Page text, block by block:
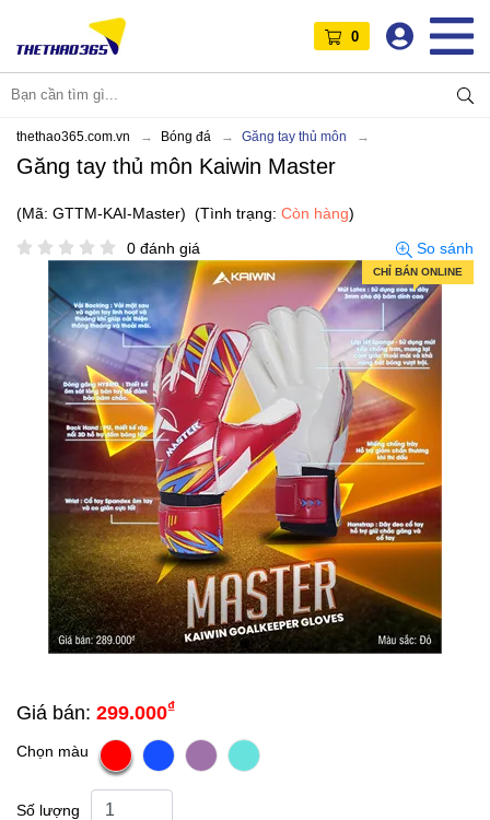
0
thethao365.com.vn Bóng đá Găng tay thủ môn
Găng tay thủ môn Kaiwin Master
(Mã: GTTM-KAI-Master) (Tình trạng: Còn hàng)
0 đánh giá
So sánh
CHỈ BÁN ONLINE
Giá bán: 299.000₫
Chọn màu
Số lượng